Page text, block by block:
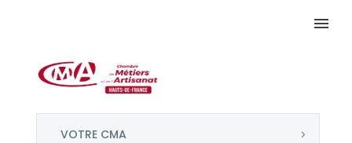
VOTRE CMA